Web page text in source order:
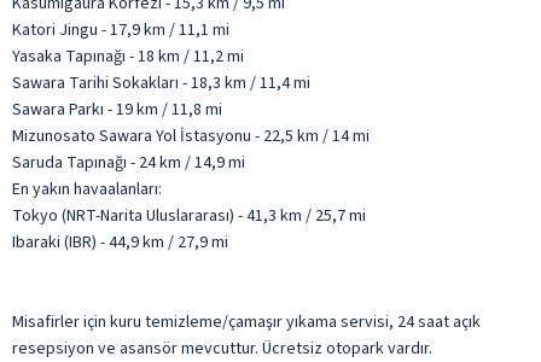
Katori Jingu - 17,9 km / 11,1 mi
Yasaka Tapınağı - 18 km / 11,2 mi
Sawara Tarihi Sokakları - 18,3 km / 11,4 mi
Sawara Parkı - 19 km / 11,8 mi
Mizunosato Sawara Yol İstasyonu - 22,5 km / 14 mi
Saruda Tapınağı - 24 km / 14,9 mi
En yakın havaalanları:
Tokyo (NRT-Narita Uluslararası) - 41,3 km / 25,7 mi
Ibaraki (IBR) - 44,9 km / 27,9 mi
Misafirler için kuru temizleme/çamaşır yıkama servisi, 24 saat açık
resepsiyon ve asansör mevcuttur. Ücretsiz otopark vardır.